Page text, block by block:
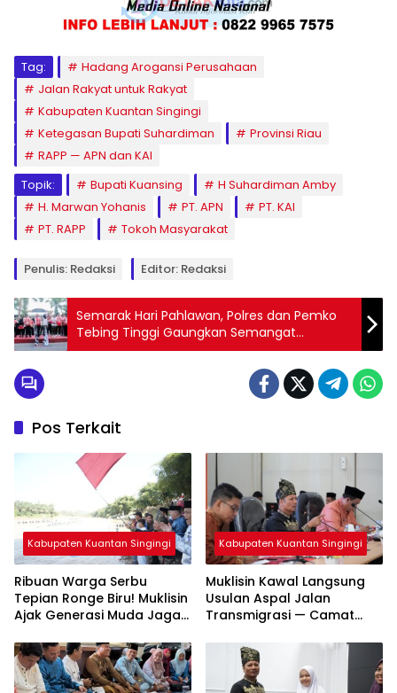
Tag:
Hadang Arogansi Perusahaan
Jalan Rakyat untuk Rakyat
Kabupaten Kuantan Singingi
Ketegasan Bupati Suhardiman
Provinsi Riau
RAPP — APN dan KAI
Topik:
Bupati Kuansing
H Suhardiman Amby
H. Marwan Yohanis
PT. APN
PT. KAI
PT. RAPP
Tokoh Masyarakat
Penulis: Redaksi Editor: Redaksi
Semarak Hari Pahlawan, Polres dan Pemko
Tebing Tinggi Gaungkan Semangat
Kepahlawanan Lewat Fun Run dan Senam
Pos Terkait
Kabupaten Kuantan Singingi
Ribuan Warga Serbu
Tepian Ronge Biru! Muklisin
Ajak Generasi Muda Jaga
Kabupaten Kuantan Singingi
Muklisin Kawal Langsung
Usulan Aspal Jalan
Transmigrasi — Camat